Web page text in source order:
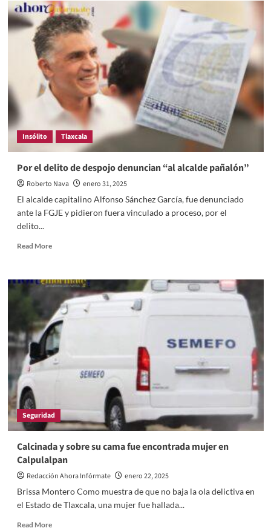
Insólito Tlaxcala
Por el delito de despojo denuncian “al alcalde pañalón”
Roberto Nava
enero 31, 2025
El alcalde capitalino Alfonso Sánchez García, fue denunciado
ante la FGJE y pidieron fuera vinculado a proceso, por el
delito...
Read MoreRead
Por
el
delito
de
despojo
denuncian
“al
alcalde
pañalón”
Seguridad
Calcinada y sobre su cama fue encontrada mujer en
Calpulalpan
Redacción Ahora Infórmate
enero 22, 2025
Brissa Montero Como muestra de que no baja la ola delictiva en
el Estado de Tlaxcala, una mujer fue hallada...
Read MoreRead